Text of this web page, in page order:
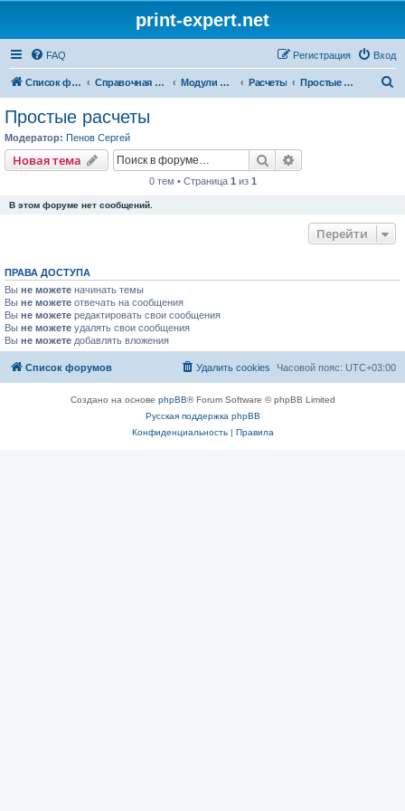
print-expert.net
FAQ Вход
Регистрация
Список форумов Справочная система Модули программы Расчеты Простые расчеты
Простые расчеты
Модератор: Пенов Сергей
Новая тема Поиск
0 тем • Страница 1 из 1
В этом форуме нет сообщений.
Перейти
ПРАВА ДОСТУПА
Вы не можете начинать темы
Вы не можете отвечать на сообщения
Вы не можете редактировать свои сообщения
Вы не можете удалять свои сообщения
Вы не можете добавлять вложения
Список форумов Часовой пояс: UTC+03:00
Удалить cookies
Создано на основе phpBB® Forum Software © phpBB Limited
Русская поддержка phpBB
Конфиденциальность| Правила